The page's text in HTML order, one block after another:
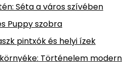
Séta a város szívében
Puppy szobra
pintxók és helyi ízek
Történelem modern